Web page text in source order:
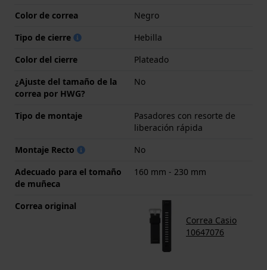
Color de correa
Negro
Tipo de cierre
Hebilla
Color del cierre
Plateado
¿Ajuste del tamaño de la
correa por HWG?
No
Tipo de montaje
Pasadores con resorte de
liberación rápida
Montaje Recto
No
Adecuado para el tomaño
de muñeca
160 mm - 230 mm
Correa original
Correa Casio
10647076